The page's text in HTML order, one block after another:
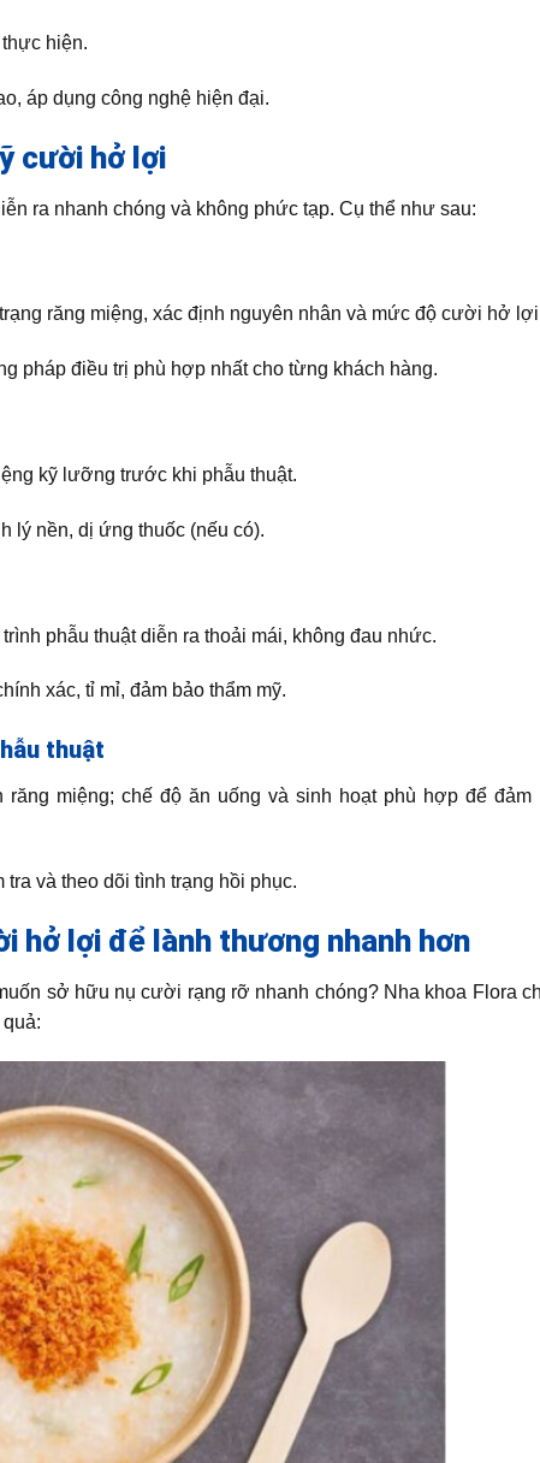
hiện.
áp dụng công nghệ hiện đại.
cười hở lợi
ra nhanh chóng và không phức tạp. Cụ thể như sau:
răng miệng, xác định nguyên nhân và mức độ cười hở
pháp điều trị phù hợp nhất cho từng khách hàng.
kỹ lưỡng trước khi phẫu thuật.
lý nền, dị ứng thuốc (nếu có).
phẫu thuật diễn ra thoải mái, không đau nhức.
xác, tỉ mỉ, đảm bảo thẩm mỹ.
thuật
miệng; chế độ ăn uống và sinh hoạt phù hợp để đảm
và theo dõi tình trạng hồi phục.
hở lợi để lành thương nhanh hơn
sở hữu nụ cười rạng rỡ nhanh chóng? Nha khoa Flora